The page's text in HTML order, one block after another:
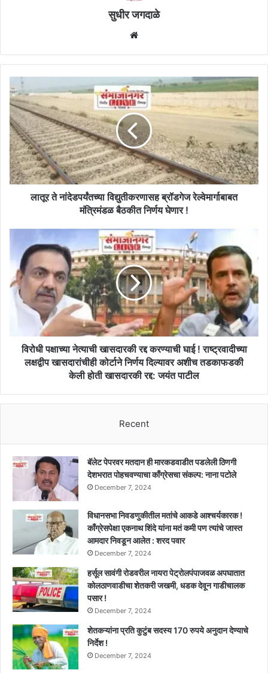
सुधीर जगदाळे
लातूर
ते
नांदेडपर्यंतच्या
विद्युतीकरणासह
ब्रॉडगेज
रेल्वेमार्गाबाबत
मंत्रिमंडळ
बैठकीत
निर्णय
लातूर ते नांदेडपर्यंतच्या विद्युतीकरणासह ब्रॉडगेज रेल्वेमार्गाबाबत
मंत्रिमंडळ बैठकीत निर्णय घेणार !
पक्षाच्या
नेत्याची
खासदारकी
रद्द
करण्याची
घाई
राष्ट्रवादीच्या
लक्षद्वीप
खासदारांचीही
दिल्यावर
खासदारकी
विरोधी पक्षाच्या नेत्याची खासदारकी रद्द करण्याची घाई ! राष्ट्रवादीच्या
लक्षद्वीप खासदारांचीही कोर्टाने निर्णय दिल्यावर अशीच तडकाफडकी
केली होती खासदारकी रद्द: जयंत पाटील
Recent
बॅलेट पेपरवर मतदान ही मारकडवाडीत पडलेली ठिणगी
देशभरात पोहचवण्याचा काँग्रेसचा संकल्प: नाना पटोले
December 7, 2024
विधानसभा निवडणुकीतील मतांचे आकडे आश्चर्यकारक !
काँग्रेसपेक्षा एकनाथ शिंदे यांना मतं कमी पण त्यांचे जास्त
आमदार निवडून आलेत : शरद पवार
December 7, 2024
हर्सूल सावंगी रोडवरील नायरा पेट्रोलपंपाजवळ अपघातात
कोलठाणवाडीचा शेतकरी जखमी, धडक देवून गाडीचालक
पसार !
December 7, 2024
शेतकऱ्यांना प्रति कुटुंब सदस्य 170 रुपये अनुदान देण्याचे
निर्देश !
December 7, 2024